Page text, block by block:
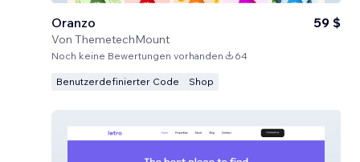
Oranzo
Von ThemetechMount
59 $
Noch keine Bewertungen vorhanden 64
Benutzerdefinierter Code Shop